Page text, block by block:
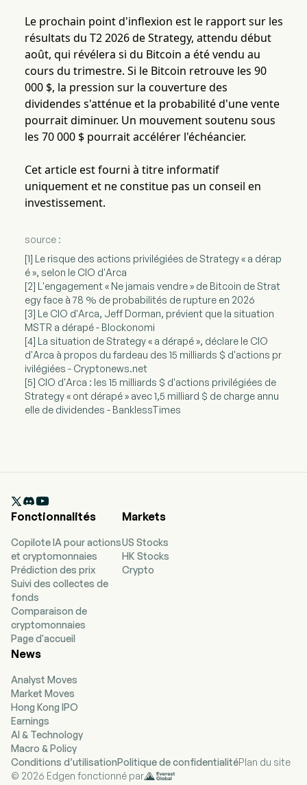
Le prochain point d'inflexion est le rapport sur les
résultats du T2 2026 de Strategy, attendu début
août, qui révélera si du Bitcoin a été vendu au
cours du trimestre. Si le Bitcoin retrouve les 90
000 $, la pression sur la couverture des
dividendes s'atténue et la probabilité d'une vente
pourrait diminuer. Un mouvement soutenu sous
les 70 000 $ pourrait accélérer l'échéancier.
Cet article est fourni à titre informatif
uniquement et ne constitue pas un conseil en
investissement.
source :
[1] Le risque des actions privilégiées de Strategy « a dérap
é », selon le CIO d'Arca
[2] L'engagement « Ne jamais vendre » de Bitcoin de Strat
egy face à 78 % de probabilités de rupture en 2026
[3] Le CIO d'Arca, Jeff Dorman, prévient que la situation
MSTR a dérapé - Blockonomi
[4] La situation de Strategy « a dérapé », déclare le CIO
d'Arca à propos du fardeau des 15 milliards $ d'actions pr
ivilégiées - Cryptonews.net
[5] CIO d'Arca : les 15 milliards $ d'actions privilégiées de
Strategy « ont dérapé » avec 1,5 milliard $ de charge annu
elle de dividendes - BanklessTimes

Fonctionnalités
Copilote IA pour actions
et cryptomonnaies
Prédiction des prix
Suivi des collectes de
fonds
Comparaison de
cryptomonnaies
Page d'accueil
Markets
US Stocks
HK Stocks
Crypto
News
Analyst Moves
Market Moves
Hong Kong IPO
Earnings
AI & Technology
Macro & Policy
Conditions d’utilisationPolitique de confidentialitéPlan du site
© 2026 Edgen fonctionné par